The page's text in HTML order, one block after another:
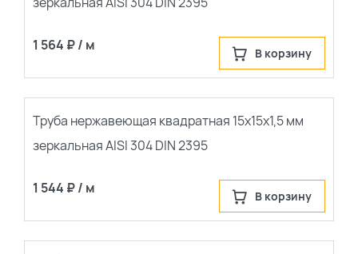
1 564 ₽ / м В корзину
Труба нержавеющая квадратная 15х15х1,5 мм
зеркальная AISI 304 DIN 2395
1 544 ₽ / м В корзину